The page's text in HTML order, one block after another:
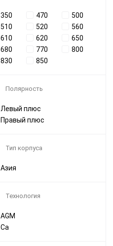
350 470
500
510
520
560
610
620
650
680
770
800
830
850
Полярность
Левый плюс
Правый плюс
Тип корпуса
Азия
Технология
AGM
Ca